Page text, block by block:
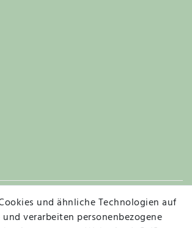
Widerruf
und ähnliche Technologien auf
verarbeiten personenbezogene